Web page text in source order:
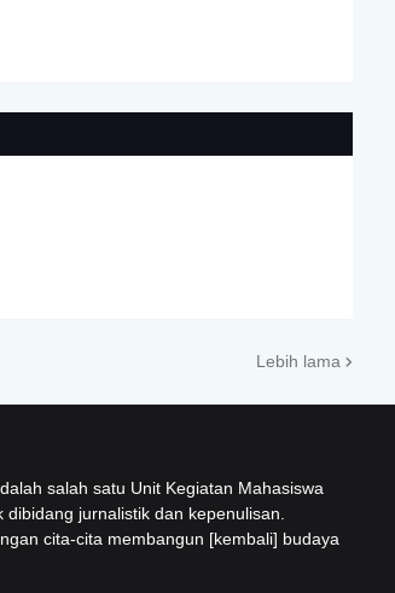
Lebih lama
salah satu Unit Kegiatan Mahasiswa
jurnalistik dan kepenulisan.
cita-cita membangun [kembali] budaya